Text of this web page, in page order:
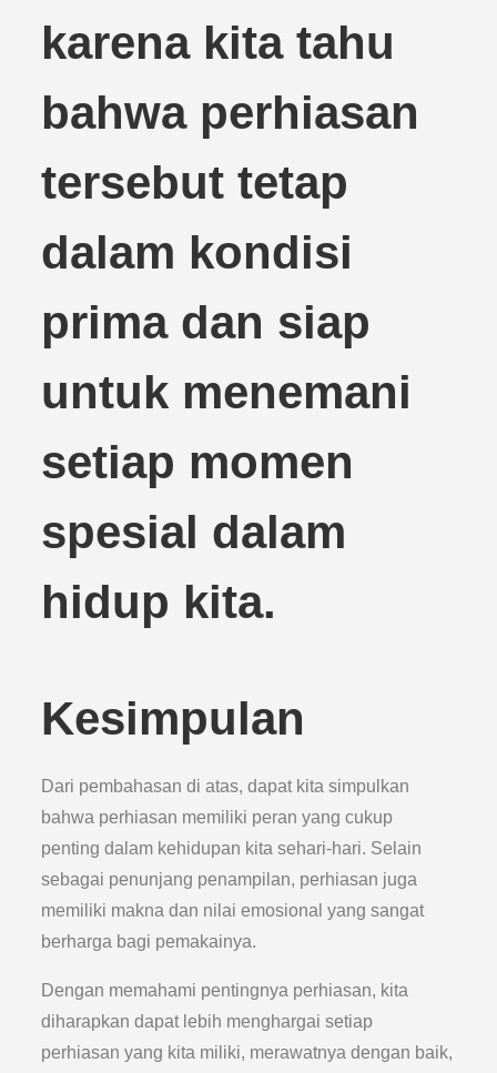
karena kita tahu
bahwa perhiasan
tersebut tetap
dalam kondisi
prima dan siap
untuk menemani
setiap momen
spesial dalam
hidup kita.
Kesimpulan
Dari pembahasan di atas, dapat kita simpulkan
bahwa perhiasan memiliki peran yang cukup
penting dalam kehidupan kita sehari-hari. Selain
sebagai penunjang penampilan, perhiasan juga
memiliki makna dan nilai emosional yang sangat
berharga bagi pemakainya.
Dengan memahami pentingnya perhiasan, kita
diharapkan dapat lebih menghargai setiap
perhiasan yang kita miliki, merawatnya dengan baik,